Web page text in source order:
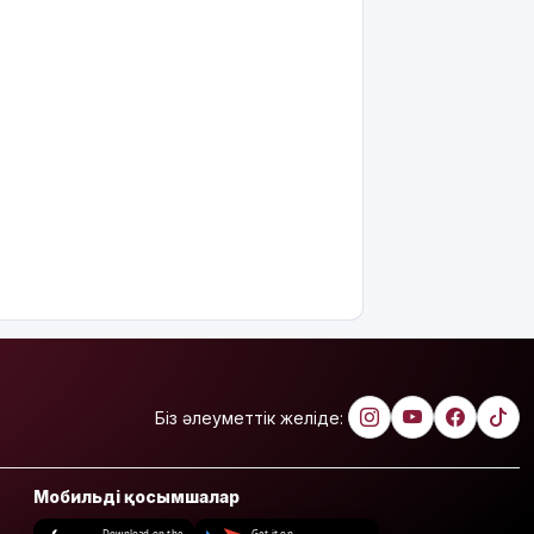
Біз әлеуметтік желіде:
Мобильді қосымшалар